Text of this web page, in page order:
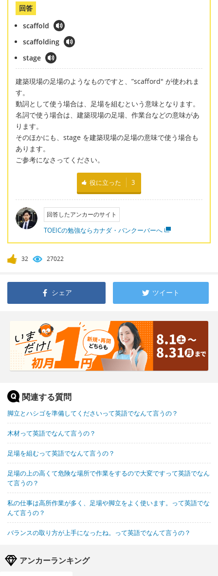
回答
scaffold
scaffolding
stage
建築現場の足場のようなものですと、”scafford" が使われま
す。
動詞として使う場合は、足場を組むという意味となります。
名詞で使う場合は、建築現場の足場、作業台などの意味があ
ります。
そのほかにも、stage を建築現場の足場の意味で使う場合も
あります。
ご参考になさってください。
役に立った 3
回答したアンカーのサイト
TOEICの勉強ならカナダ・バンクーバーへ
32 27022
シェア ツイート
関連する質問
脚立とハシゴを準備してくださいって英語でなんて言うの？
木材って英語でなんて言うの？
足場を組むって英語でなんて言うの？
足場の上の高くて危険な場所で作業をするので大変ですって英語でなん
て言うの？
私の仕事は高所作業が多く、足場や脚立をよく使います。って英語でな
んて言うの？
バランスの取り方が上手になったね。って英語でなんて言うの？
アンカーランキング